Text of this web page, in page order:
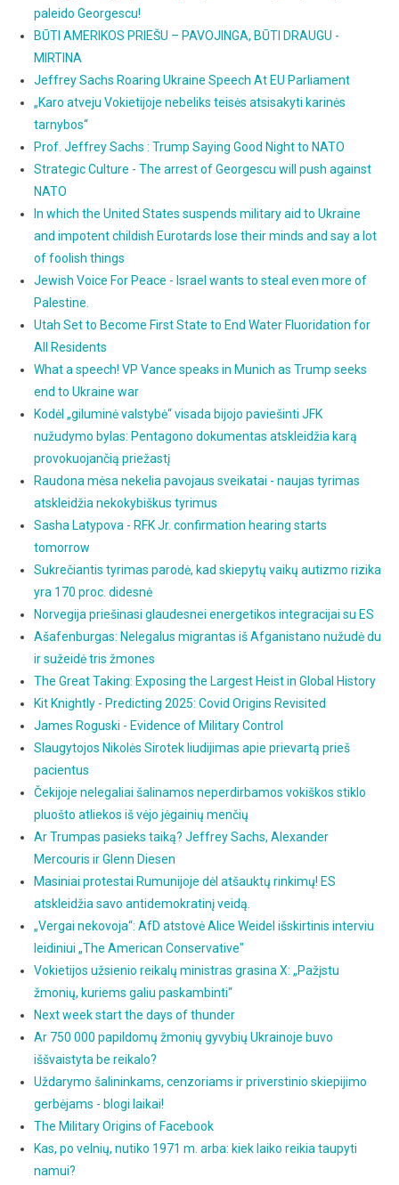
paleido Georgescu!
BŪTI AMERIKOS PRIEŠU – PAVOJINGA, BŪTI DRAUGU -
MIRTINA
Jeffrey Sachs Roaring Ukraine Speech At EU Parliament
„Karo atveju Vokietijoje nebeliks teisės atsisakyti karinės
tarnybos“
Prof. Jeffrey Sachs : Trump Saying Good Night to NATO
Strategic Culture - The arrest of Georgescu will push against
NATO
In which the United States suspends military aid to Ukraine
and impotent childish Eurotards lose their minds and say a lot
of foolish things
Jewish Voice For Peace - Israel wants to steal even more of
Palestine.
Utah Set to Become First State to End Water Fluoridation for
All Residents
What a speech! VP Vance speaks in Munich as Trump seeks
end to Ukraine war
Kodėl „giluminė valstybė“ visada bijojo paviešinti JFK
nužudymo bylas: Pentagono dokumentas atskleidžia karą
provokuojančią priežastį
Raudona mėsa nekelia pavojaus sveikatai - naujas tyrimas
atskleidžia nekokybiškus tyrimus
Sasha Latypova - RFK Jr. confirmation hearing starts
tomorrow
Sukrečiantis tyrimas parodė, kad skiepytų vaikų autizmo rizika
yra 170 proc. didesnė
Norvegija priešinasi glaudesnei energetikos integracijai su ES
Ašafenburgas: Nelegalus migrantas iš Afganistano nužudė du
ir sužeidė tris žmones
The Great Taking: Exposing the Largest Heist in Global History
Kit Knightly - Predicting 2025: Covid Origins Revisited
James Roguski - Evidence of Military Control
Slaugytojos Nikolės Sirotek liudijimas apie prievartą prieš
pacientus
Čekijoje nelegaliai šalinamos neperdirbamos vokiškos stiklo
pluošto atliekos iš vėjo jėgainių menčių
Ar Trumpas pasieks taiką? Jeffrey Sachs, Alexander
Mercouris ir Glenn Diesen
Masiniai protestai Rumunijoje dėl atšauktų rinkimų! ES
atskleidžia savo antidemokratinį veidą.
„Vergai nekovoja“: AfD atstovė Alice Weidel išskirtinis interviu
leidiniui „The American Conservative"
Vokietijos užsienio reikalų ministras grasina X: „Pažįstu
žmonių, kuriems galiu paskambinti“
Next week start the days of thunder
Ar 750 000 papildomų žmonių gyvybių Ukrainoje buvo
iššvaistyta be reikalo?
Uždarymo šalininkams, cenzoriams ir priverstinio skiepijimo
gerbėjams - blogi laikai!
The Military Origins of Facebook
Kas, po velnių, nutiko 1971 m. arba: kiek laiko reikia taupyti
namui?